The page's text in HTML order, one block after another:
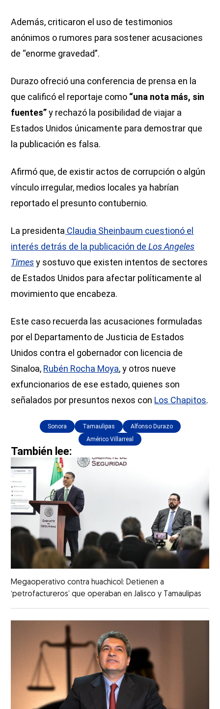
Además, criticaron el uso de testimonios
anónimos o rumores para sostener acusaciones
de “enorme gravedad”.
Durazo ofreció una conferencia de prensa en la
que calificó el reportaje como “una nota más, sin
fuentes”y rechazó la posibilidad de viajar a
Estados Unidos únicamente para demostrar que
la publicación es falsa.
Afirmó que, de existir actos de corrupción o algún
vínculo irregular, medios locales ya habrían
reportado el presunto contubernio.
La presidenta Claudia Sheinbaum cuestionó el
interés detrás de la publicación deLos Angeles
Timesy sostuvo que existen intentos de sectores
de Estados Unidos para afectar políticamente al
movimiento que encabeza.
Este caso recuerda las acusaciones formuladas
por el Departamento de Justicia de Estados
Unidos contra el gobernador con licencia de
Sinaloa, Rubén Rocha Moya, y otros nueve
exfuncionarios de ese estado, quienes son
señalados por presuntos nexos con Los Chapitos.
Sonora Tamaulipas
Alfonso Durazo
Américo Villarreal
También lee:
Megaoperativo contra huachicol: Detienen a
‘petrofactureros’ que operaban en Jalisco y Tamaulipas